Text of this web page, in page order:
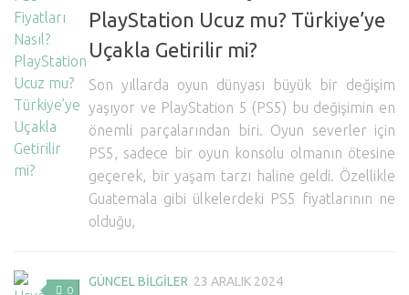
PlayStation Ucuz mu? Türkiye’ye
Uçakla Getirilir mi?
Son yıllarda oyun dünyası büyük bir değişim
yaşıyor ve PlayStation 5 (PS5) bu değişimin en
önemli parçalarından biri. Oyun severler için
PS5, sadece bir oyun konsolu olmanın ötesine
geçerek, bir yaşam tarzı haline geldi. Özellikle
Guatemala gibi ülkelerdeki PS5 fiyatlarının ne
olduğu,
0
GÜNCEL BİLGİLER 23 ARALIK 2024